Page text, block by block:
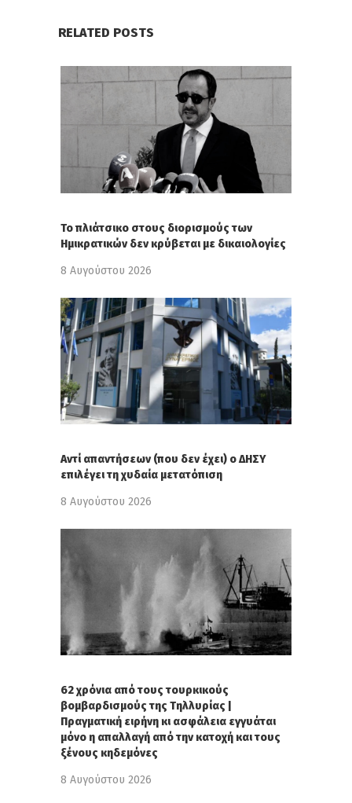
RELATED POSTS
Το πλιάτσικο στους διορισμούς των
Ημικρατικών δεν κρύβεται με δικαιολογίες
8 Αυγούστου 2026
Αντί απαντήσεων (που δεν έχει) ο ΔΗΣΥ
επιλέγει τη χυδαία μετατόπιση
8 Αυγούστου 2026
62 χρόνια από τους τουρκικούς
βομβαρδισμούς της Τηλλυρίας |
Πραγματική ειρήνη κι ασφάλεια εγγυάται
μόνο η απαλλαγή από την κατοχή και τους
ξένους κηδεμόνες
8 Αυγούστου 2026